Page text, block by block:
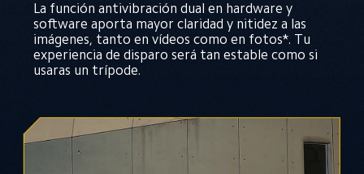
La función antivibración dual en hardware y
software aporta mayor claridad y nitidez a las
imágenes, tanto en vídeos como en fotos*. Tu
experiencia de disparo será tan estable como si
usaras un trípode.